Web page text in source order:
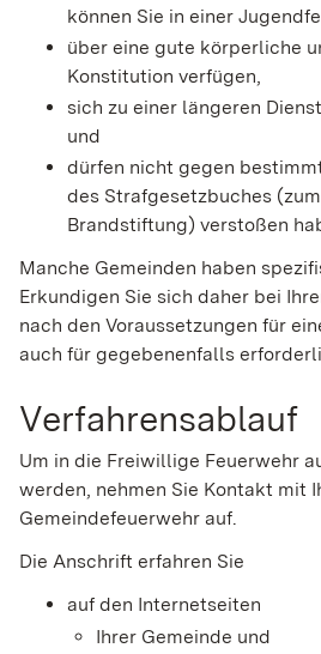
können Sie in einer
über eine gute körperliche
Konstitution verfügen,
sich zu einer längeren
und
dürfen nicht gegen
des Strafgesetzbuches
Brandstiftung) verstoßen
Manche Gemeinden haben
Erkundigen Sie sich daher bei
nach den Voraussetzungen für
auch für gegebenenfalls
Verfahrensablauf
Um in die Freiwillige Feuerwehr
werden, nehmen Sie Kontakt mit
Gemeindefeuerwehr auf.
Die Anschrift erfahren Sie
auf den Internetseiten
Ihrer Gemeinde und